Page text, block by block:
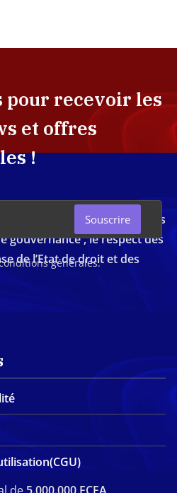
pour recevoir les
et offres
!
générales.
Souscrire
résolument engagé dans
gouvernance , le respect des
de l’Etat de droit et des